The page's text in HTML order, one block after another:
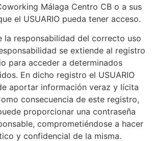
Málaga Centro CB o a sus
el USUARIO pueda tener acceso.
la responsabilidad del correcto uso
se extiende al registro
para acceder a determinados
En dicho registro el USUARIO
aportar información veraz y lícita
consecuencia de este registro,
proporcionar una contraseña
comprometiéndose a hacer
y confidencial de la misma.